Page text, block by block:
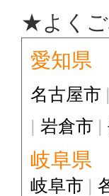
★よくご
愛知県
名古屋市
岩倉市
岐阜県
岐阜市